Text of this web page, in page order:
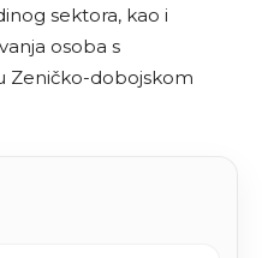
sektora, kao i
osoba s
Zeničko-dobojskom